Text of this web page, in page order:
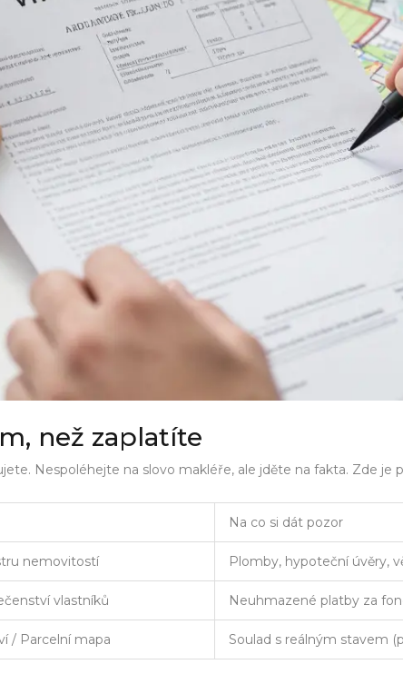
než zaplatíte
Nespoléhejte na slovo makléře, ale jděte na fakta. Zde je
Na co si dát pozor
nemovitostí Plomby, hypoteční úvěry,
vlastníků Neuhmazené platby za
/ Parcelní mapa Soulad s reálným stavem